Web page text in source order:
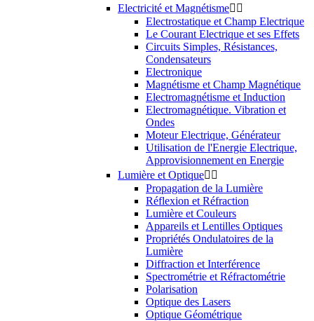
Electricité et Magnétisme 
Electrostatique et Champ Electrique
Le Courant Electrique et ses Effets
Circuits Simples, Résistances,
Condensateurs
Electronique
Magnétisme et Champ Magnétique
Electromagnétisme et Induction
Electromagnétique. Vibration et
Ondes
Moteur Electrique, Générateur
Utilisation de l'Energie Electrique,
Approvisionnement en Energie
Lumière et Optique 
Propagation de la Lumière
Réflexion et Réfraction
Lumière et Couleurs
Appareils et Lentilles Optiques
Propriétés Ondulatoires de la
Lumière
Diffraction et Interférence
Spectrométrie et Réfractométrie
Polarisation
Optique des Lasers
Optique Géométrique